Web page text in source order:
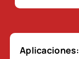
Aplicaciones: